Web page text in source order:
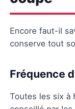
Encore faut-il
conserve tout
Fréquence
Toutes les six à